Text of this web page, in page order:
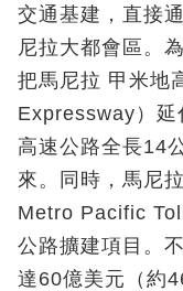
交通基建，直接
尼拉大都會區。
把馬尼拉 甲米地
Expressway）延
高速公路全長14
來。同時，馬尼
Metro Pacific
公路擴建項目。
達60億美元（約